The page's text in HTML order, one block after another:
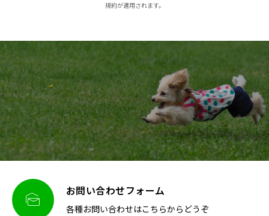
規約が適用されます。
 お問い合わせフォーム
各種お問い合わせはこちらからどうぞ